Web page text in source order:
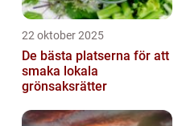
22 oktober 2025
De bästa platserna för att
smaka lokala
grönsaksrätter